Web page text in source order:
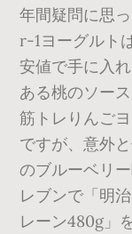
年間疑問に思
r-1ヨーグルト
安値で手に入
ある桃のソー
筋トレりんご
ですが、意外
のブルーベリ
レブンで「明
レーン480g」